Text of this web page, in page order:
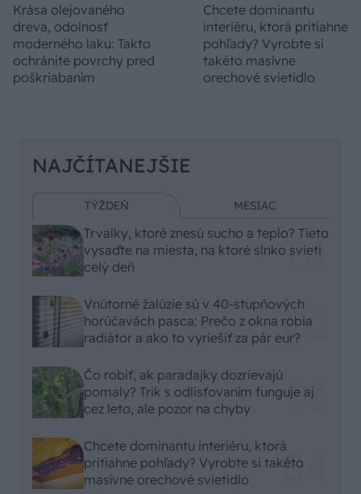
Krása olejovaného
dreva, odolnosť
moderného laku: Takto
ochránite povrchy pred
poškriabaním
Chcete dominantu
interiéru, ktorá pritiahne
pohľady? Vyrobte si
takéto masívne
orechové svietidlo
NAJČÍTANEJŠIE
TÝŽDEŇ MESIAC
Trvalky, ktoré znesú sucho a teplo? Tieto
vysaďte na miesta, na ktoré slnko svieti
celý deň
Vnútorné žalúzie sú v 40-stupňových
horúčavách pasca: Prečo z okna robia
radiátor a ako to vyriešiť za pár eur?
Čo robiť, ak paradajky dozrievajú
pomaly? Trik s odlisťovaním funguje aj
cez leto, ale pozor na chyby
Chcete dominantu interiéru, ktorá
pritiahne pohľady? Vyrobte si takéto
masívne orechové svietidlo